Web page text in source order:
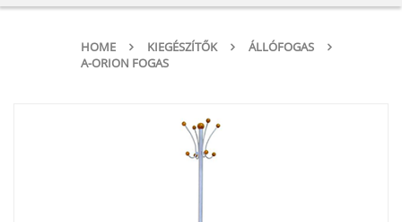
HOME KIEGÉSZÍTŐK
ÁLLÓFOGAS
A-ORION FOGAS